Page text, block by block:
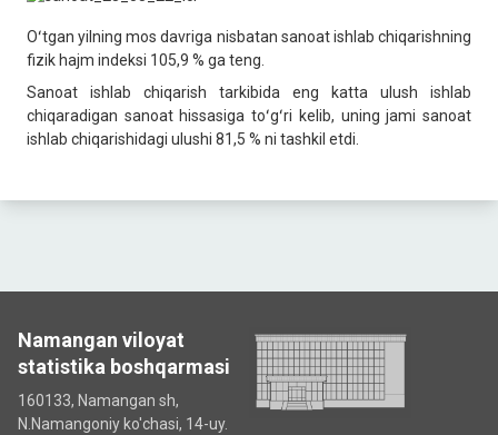
Oʻtgan yilning mos davriga nisbatan sanoat ishlab chiqarishning
fizik hajm indeksi 105,9 % ga teng.
Sanoat ishlab chiqarish tarkibida eng katta ulush ishlab
chiqaradigan sanoat hissasiga toʻgʻri kelib, uning jami sanoat
ishlab chiqarishidagi ulushi 81,5 % ni tashkil etdi.
Namangan viloyat
statistika boshqarmasi
160133, Namangan sh,
N.Namangoniy ko'chasi, 14-uy.